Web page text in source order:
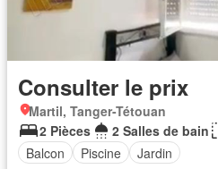
Consulter le prix
Martil, Tanger-Tétouan
2 Pièces
2 Salles de bain
Balcon
Piscine Jardin